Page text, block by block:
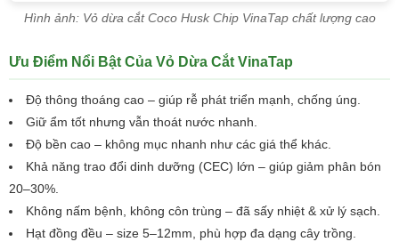
Hình ảnh: Vỏ dừa cắt Coco Husk Chip VinaTap chất lượng cao
Ưu Điểm Nổi Bật Của Vỏ Dừa Cắt VinaTap
Độ thông thoáng cao – giúp rễ phát triển mạnh, chống úng.
Giữ ẩm tốt nhưng vẫn thoát nước nhanh.
Độ bền cao – không mục nhanh như các giá thể khác.
Khả năng trao đổi dinh dưỡng (CEC) lớn – giúp giảm phân bón
20–30%.
Không nấm bệnh, không côn trùng – đã sấy nhiệt & xử lý sạch.
Hạt đồng đều – size 5–12mm, phù hợp đa dạng cây trồng.